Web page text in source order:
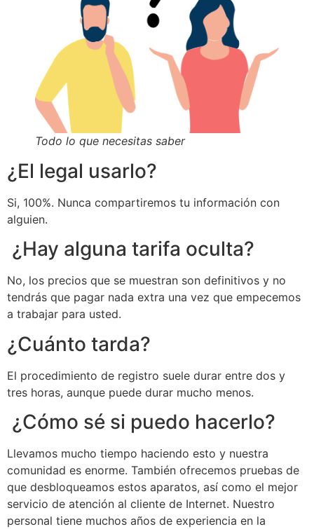
Todo lo que necesitas saber
¿El legal usarlo?
Si, 100%. Nunca compartiremos tu información con
alguien.
¿Hay alguna tarifa oculta?
No, los precios que se muestran son definitivos y no
tendrás que pagar nada extra una vez que empecemos
a trabajar para usted.
¿Cuánto tarda?
El procedimiento de registro suele durar entre dos y
tres horas, aunque puede durar mucho menos.
¿Cómo sé si puedo hacerlo?
Llevamos mucho tiempo haciendo esto y nuestra
comunidad es enorme. También ofrecemos pruebas de
que desbloqueamos estos aparatos, así como el mejor
servicio de atención al cliente de Internet. Nuestro
personal tiene muchos años de experiencia en la